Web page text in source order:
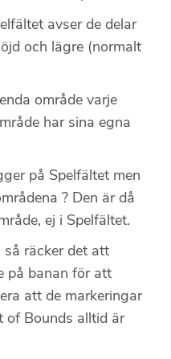
avser de delar
och lägre (normalt
område varje
har sina egna
på Spelfältet men
? Den är då
ej i Spelfältet.
räcker det att
på banan för att
att de markeringar
of Bounds alltid är